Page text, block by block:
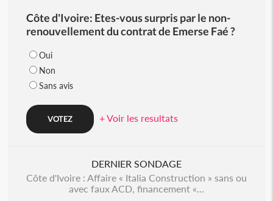
Côte d'Ivoire: Etes-vous surpris par le non-
renouvellement du contrat de Emerse Faé ?
Oui
Non
Sans avis
+ Voir les resultats
DERNIER SONDAGE
Côte d'Ivoire : Affaire « Italia Construction » sans ou
avec faux ACD, financement «...